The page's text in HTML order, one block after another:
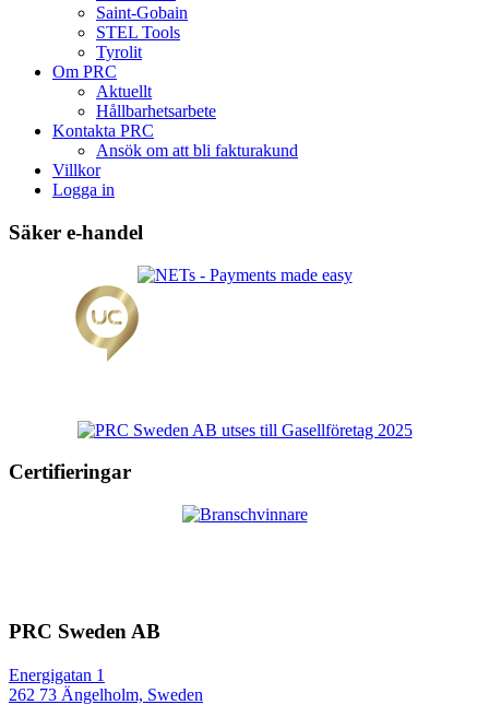
Saint-Gobain
STEL Tools
Tyrolit
Om PRC
Aktuellt
Hållbarhetsarbete
Kontakta PRC
Ansök om att bli fakturakund
Villkor
Logga in
Säker e-handel
Certifieringar
PRC Sweden AB
Energigatan 1
262 73 Ängelholm, Sweden